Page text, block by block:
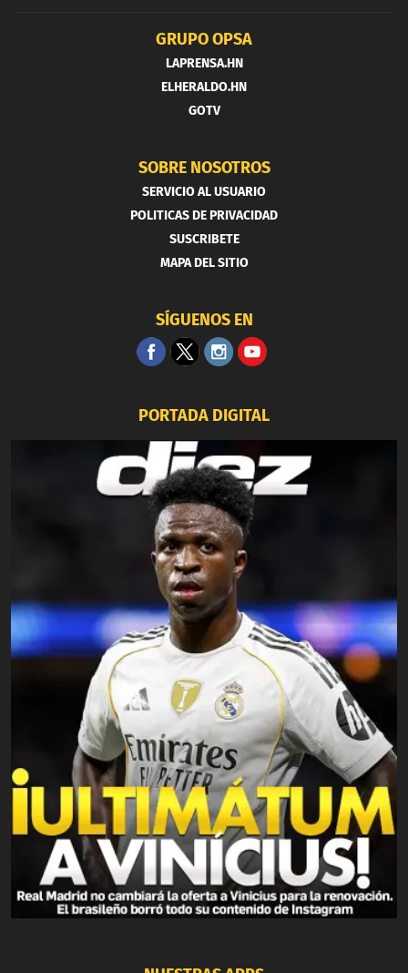
GRUPO OPSA
LAPRENSA.HN
ELHERALDO.HN
GOTV
SOBRE NOSOTROS
SERVICIO AL USUARIO
POLITICAS DE PRIVACIDAD
SUSCRIBETE
MAPA DEL SITIO
SÍGUENOS EN
PORTADA DIGITAL